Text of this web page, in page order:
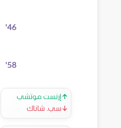
46
'
58
'
↑ إرنست موتشي
↓سي. شاناك